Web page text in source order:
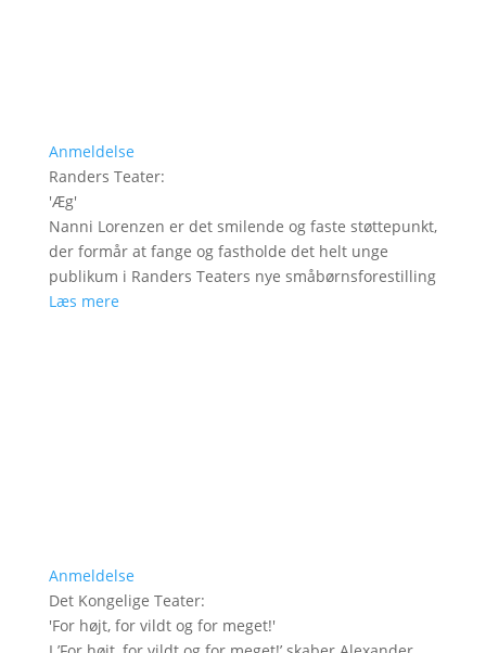
Anmeldelse
Randers Teater:
'Æg'
Nanni Lorenzen er det smilende og faste støttepunkt,
der formår at fange og fastholde det helt unge
publikum i Randers Teaters nye småbørnsforestilling
Læs mere
Anmeldelse
Det Kongelige Teater:
'For højt, for vildt og for meget!'